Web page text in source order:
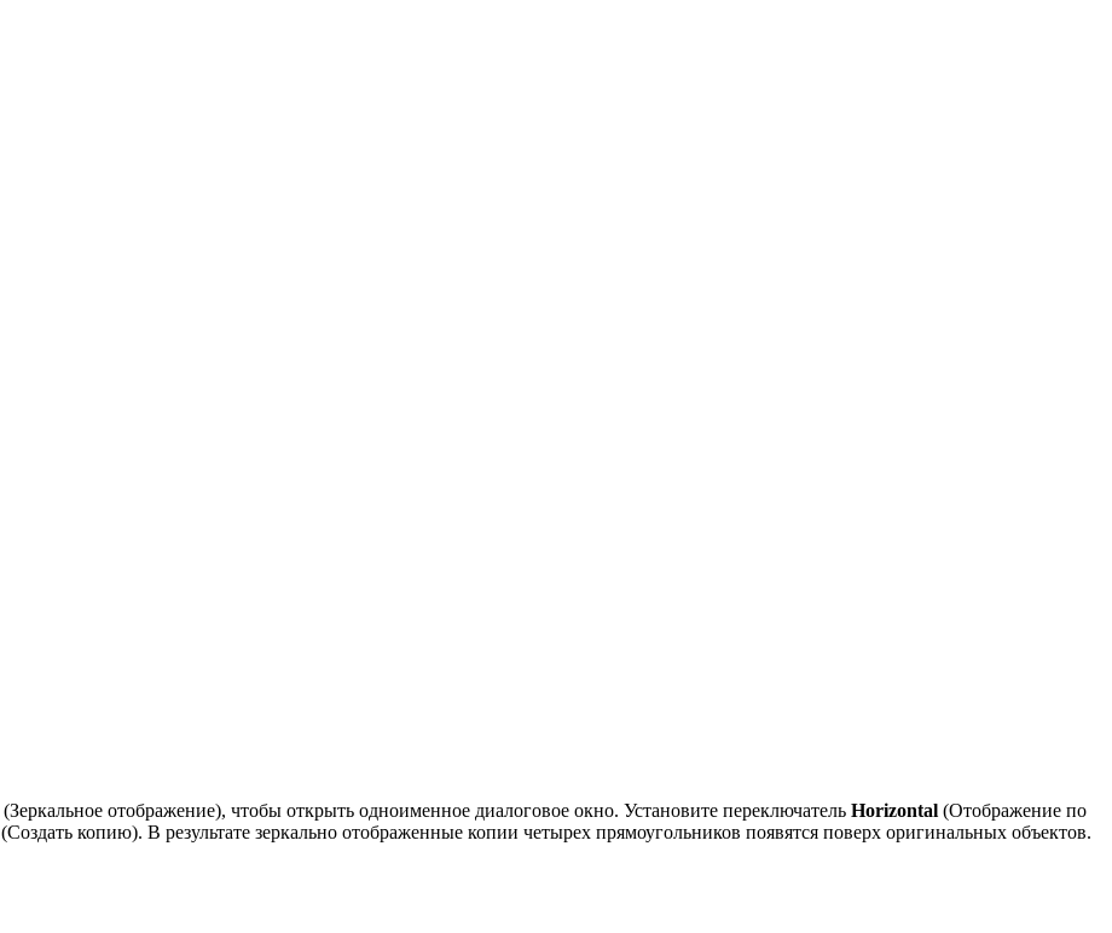
(Зеркальное отображение), чтобы открыть одноименное диалоговое окно. Установите переключатель Horizontal (Отображение по
(Создать копию). В результате зеркально отображенные копии четырех прямоугольников появятся поверх оригинальных объектов.